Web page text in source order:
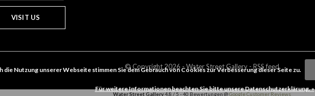
VISIT US
© Copyright 2026 - Water Street Gallery - RSS feed
Water Street Gallery4.8/5-40Bewertungen @Google Customer Reviews
die Nutzung unserer Webseite stimmen Sie dem Gebrauch von Cookies zur Verbesserung dieser Seite zu.
Für weitere Informationen beachten Sie bitte unsere Datenschutzerklärung. »